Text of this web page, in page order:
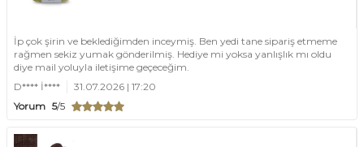
İp çok şirin ve beklediğimden inceymiş. Ben yedi tane sipariş etmeme
rağmen sekiz yumak gönderilmiş. Hediye mi yoksa yanlışlık mı oldu
diye mail yoluyla iletişime geçeceğim.
D**** İ****
31.07.2026 | 17:20
Yorum 5/5